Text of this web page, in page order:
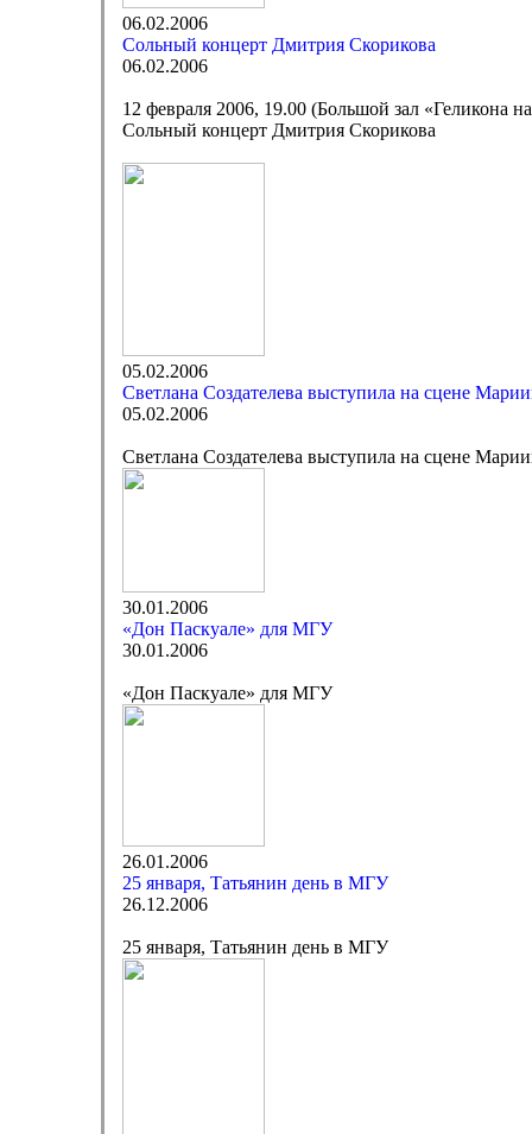
06.02.2006
Сольный концерт Дмитрия Скорикова
06.02.2006
12 февраля 2006, 19.00 (Большой зал «Геликона
Сольный концерт Дмитрия Скорикова
05.02.2006
Светлана Создателева выступила на сцене
05.02.2006
Светлана Создателева выступила на сцене
30.01.2006
«Дон Паскуале» для МГУ
30.01.2006
«Дон Паскуале» для МГУ
26.01.2006
25 января, Татьянин день в МГУ
26.12.2006
25 января, Татьянин день в МГУ